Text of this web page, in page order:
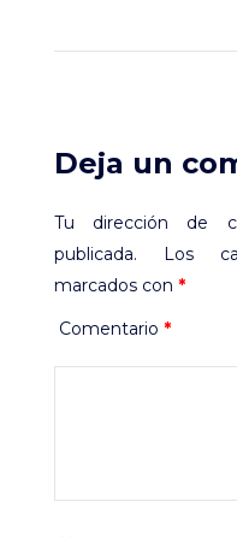
Deja un
Tu dirección de
publicada.
Los
marcados con *
Comentario *